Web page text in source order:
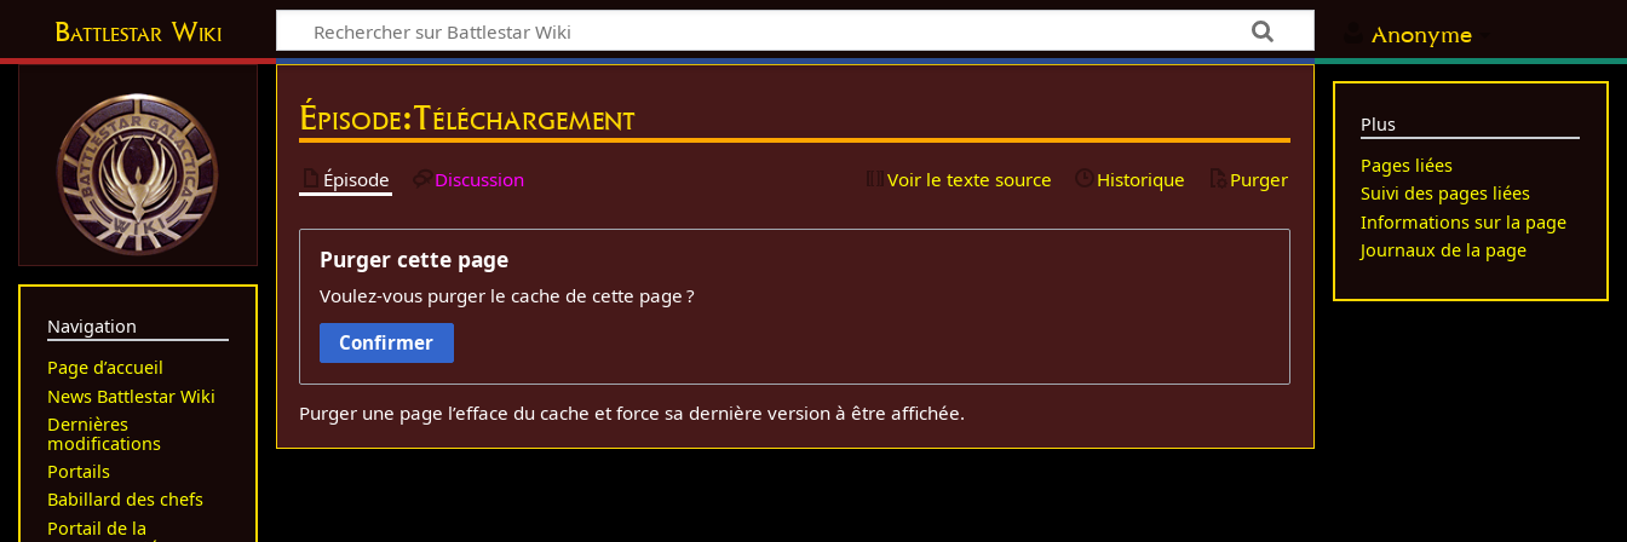
Anonyme
Battlestar Wiki
Épisode:Téléchargement
Épisode Discussion Voir le texte source Historique Purger
Purger cette page
Voulez-vous purger le cache de cette page ?
Confirmer
Purger une page l’efface du cache et force sa dernière version à être affichée.
Navigation
Page d’accueil
News Battlestar Wiki
Dernières
modifications
Portails
Babillard des chefs
Portail de la
Plus
Pages liées
Suivi des pages liées
Informations sur la page
Journaux de la page